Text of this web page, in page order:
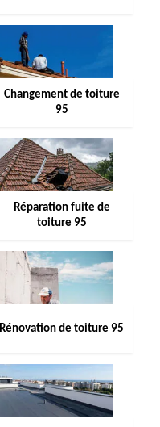
Changement de toiture
95
Réparation fuite de
toiture 95
Rénovation de toiture 95